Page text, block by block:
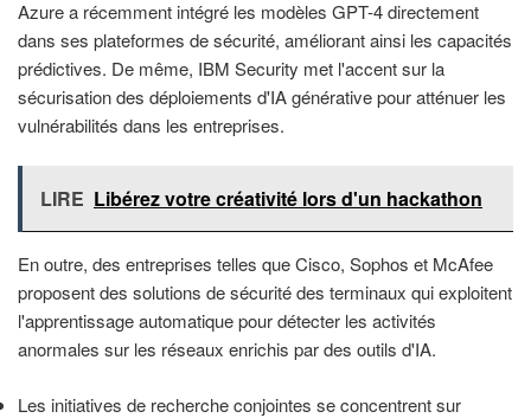
Azure a récemment intégré les modèles GPT-4 directement
dans ses plateformes de sécurité, améliorant ainsi les capacités
prédictives. De même, IBM Security met l'accent sur la
sécurisation des déploiements d'IA générative pour atténuer les
vulnérabilités dans les entreprises.
LIRE Libérez votre créativité lors d'un hackathon
En outre, des entreprises telles que Cisco, Sophos et McAfee
proposent des solutions de sécurité des terminaux qui exploitent
l'apprentissage automatique pour détecter les activités
anormales sur les réseaux enrichis par des outils d'IA.
Les initiatives de recherche conjointes se concentrent sur